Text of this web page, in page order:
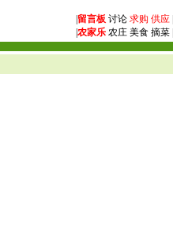
留言板 讨论 求购 供应
农家乐 农庄 美食 摘菜 |